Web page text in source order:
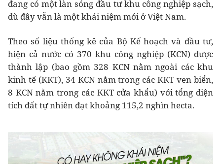
đang có một làn sóng đầu tư khu công nghiệp sạch,
dù đây vẫn là một khái niệm mới ở Việt Nam.
Theo số liệu thống kê của Bộ Kế hoạch và đầu tư,
hiện cả nước có 370 khu công nghiệp (KCN) được
thành lập (bao gồm 328 KCN nằm ngoài các khu
kinh tế (KKT), 34 KCN nằm trong các KKT ven biển,
8 KCN nằm trong các KKT cửa khẩu) với tổng diện
tích đất tự nhiên đạt khoảng 115,2 nghìn hecta.